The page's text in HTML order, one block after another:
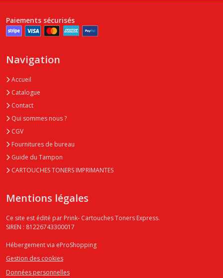
Paiements sécurisés
Navigation
Accueil
Catalogue
Contact
Qui sommes nous ?
CGV
Fournitures de bureau
Guide du Tampon
CARTOUCHES TONERS IMPRIMANTES
Mentions légales
Ce site est édité par Prink- Cartouches Toners Express.
SIREN : 81226743300017
Hébergement via eProShopping
Gestion des cookies
Données personnelles